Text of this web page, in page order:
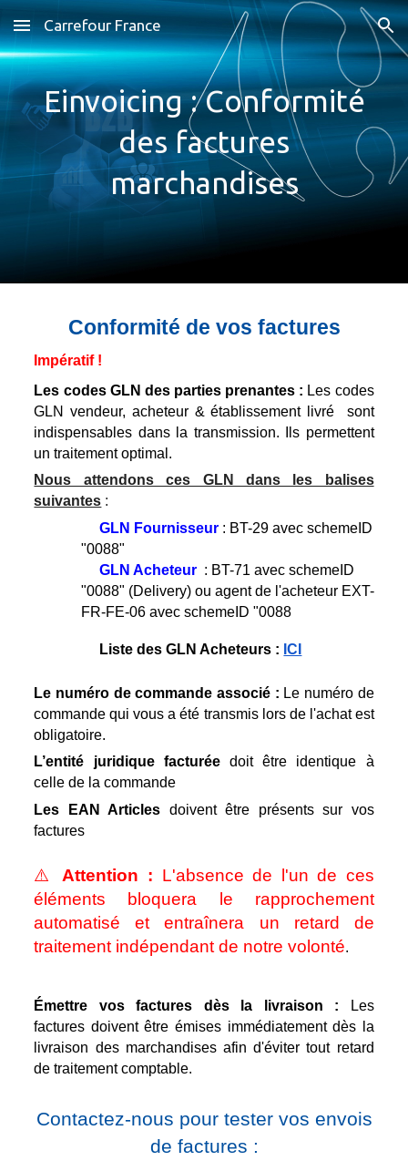
Skip to main content Skip to navigation
Carrefour France
Einvoicing : Conformité
des factures
marchandises
Conformité de vos factures
Impératif !
Les codes GLN des parties prenantes : Les codes
GLN vendeur, acheteur & établissement livré sont
indispensables dans la transmission. Ils permettent
un traitement optimal.
Nous attendons ces GLN dans les balises
suivantes :
GLN Fournisseur : BT-29 avec schemeID
"0088"
GLN Acheteur : BT-71 avec schemeID
"0088" (Delivery) ou agent de l'acheteur EXT-
FR-FE-06 avec schemeID "0088
Liste des GLN Acheteurs : ICI
Le numéro de commande associé : Le numéro de
commande qui vous a été transmis lors de l'achat est
obligatoire.
L’entité juridique facturée doit être identique à
celle de la commande
Les EAN Articles doivent être présents sur vos
factures
⚠️ Attention : L'absence de l'un de ces
éléments bloquera le rapprochement
automatisé et entraînera un retard de
traitement indépendant de notre volonté.
Émettre vos factures dès la livraison :
Les
factures doivent être émises immédiatement dès la
livraison des marchandises afin d'éviter tout retard
de traitement comptable.
Contactez-nous pour tester vos envois
de factures :